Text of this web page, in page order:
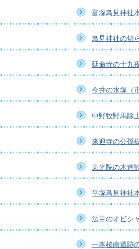
富塚鳥見神社
鳥見神社の切
延命寺の十九
今井の水塚（
中野牧野馬除
来迎寺の公孫
東光院の木造
平塚鳥見神社
法目のオビシ
一本桜南遺跡